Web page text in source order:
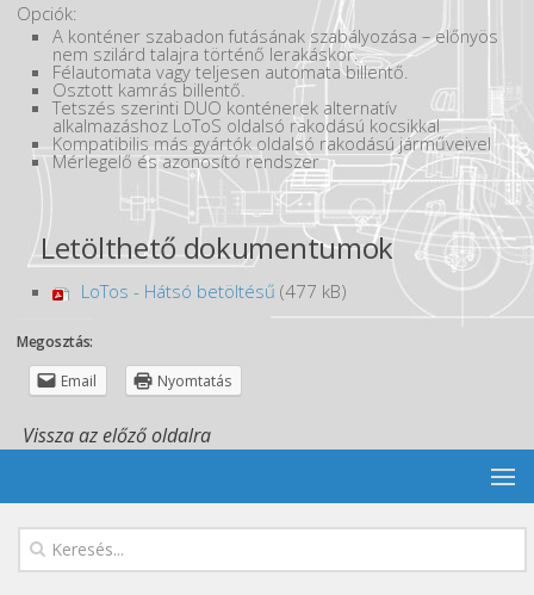
Opciók:
A konténer szabadon futásának szabályozása – előnyös
nem szilárd talajra történő lerakáskor.
Félautomata vagy teljesen automata billentő.
Osztott kamrás billentő.
Tetszés szerinti DUO konténerek alternatív
alkalmazáshoz LoToS oldalsó rakodású kocsikkal
Kompatibilis más gyártók oldalsó rakodású járműveivel
Mérlegelő és azonosító rendszer
Letölthető dokumentumok
LoTos - Hátsó betöltésű (477 kB)
Megosztás:
Email
Nyomtatás
Vissza az előző oldalra